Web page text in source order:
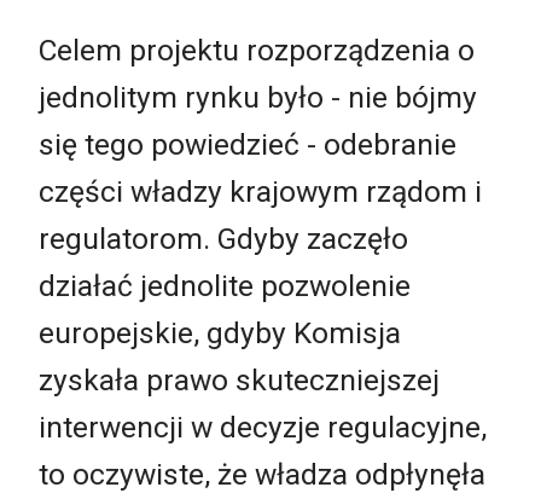
Celem projektu rozporządzenia o
jednolitym rynku było - nie bójmy
się tego powiedzieć - odebranie
części władzy krajowym rządom i
regulatorom. Gdyby zaczęło
działać jednolite pozwolenie
europejskie, gdyby Komisja
zyskała prawo skuteczniejszej
interwencji w decyzje regulacyjne,
to oczywiste, że władza odpłynęła